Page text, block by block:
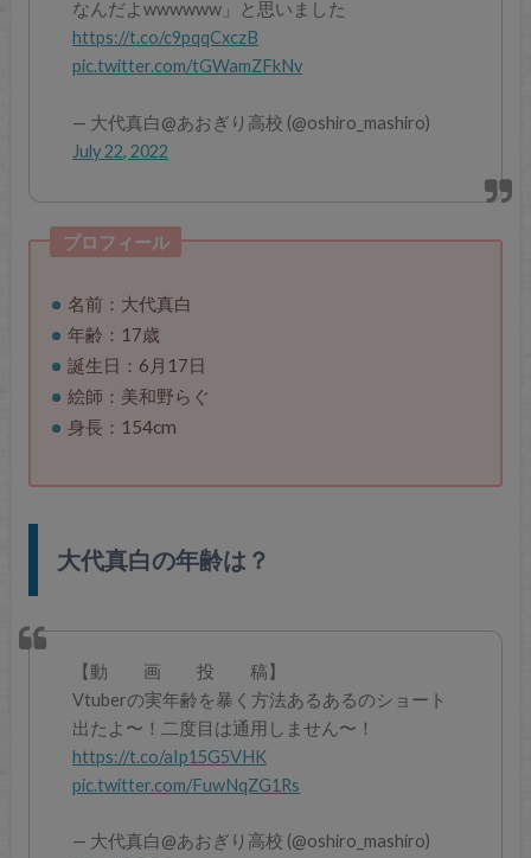
なんだよwwwwww」と思いました
https://t.co/c9pqqCxczB
pic.twitter.com/tGWamZFkNv
— 大代真白@あおぎり高校 (@oshiro_mashiro)
July 22, 2022
プロフィール
名前：大代真白
年齢：17歳
誕生日：6月17日
絵師：美和野らぐ
身長：154cm
大代真白の年齢は？
【動 画 投 稿】
Vtuberの実年齢を暴く方法あるあるのショート
出たよ〜！二度目は通用しません〜！
https://t.co/aIp15G5VHK
pic.twitter.com/FuwNqZG1Rs
— 大代真白@あおぎり高校 (@oshiro_mashiro)